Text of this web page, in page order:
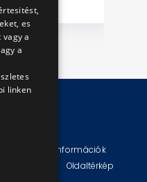
Technikai információk
Oldaltérkép
es
a
a
linken